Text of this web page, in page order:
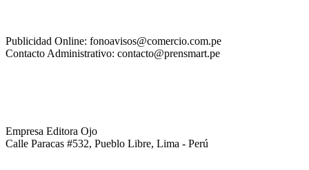
Publicidad Online: fonoavisos@comercio.com.pe
Contacto Administrativo: contacto@prensmart.pe
Empresa Editora Ojo
Calle Paracas #532, Pueblo Libre, Lima - Perú